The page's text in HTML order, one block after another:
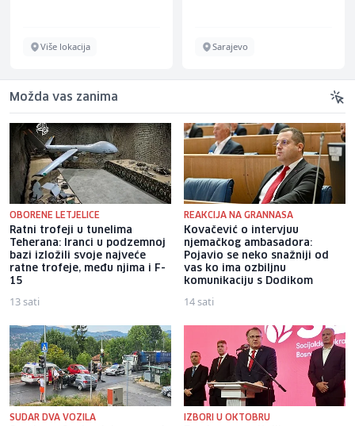
Više lokacija Sarajevo
Možda vas zanima
OBORENE LETJELICE
Ratni trofeji u tunelima
Teherana: Iranci u podzemnoj
bazi izložili svoje najveće
ratne trofeje, među njima i F-
15
13 sati
REAKCIJA NA GRANNASA
Kovačević o intervjuu
njemačkog ambasadora:
Pojavio se neko snažniji od
vas ko ima ozbiljnu
komunikaciju s Dodikom
14 sati
SUDAR DVA VOZILA IZBORI U OKTOBRU